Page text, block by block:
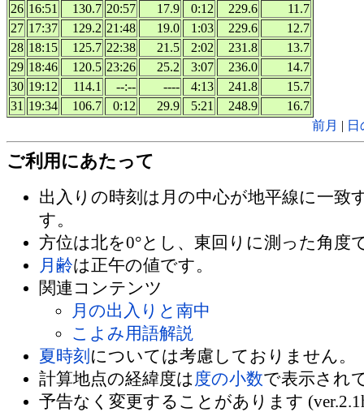
26 16:51 130.7 20:57 17.9 0:12 229.6
11.7
27 17:37 129.2 21:48 19.0 1:03 229.6
12.7
28 18:15 125.7 22:38 21.5 2:02 231.8
13.7
29 18:46 120.5 23:26 25.2 3:07 236.0
14.7
30 19:12 114.1 --:-- ---- 4:13 241.8
15.7
31 19:34 106.7 0:12 29.9 5:21 248.9
16.7
前月 |
ご利用にあたって
出入りの時刻は月の中心が地平線に一致
す。
方位は北を0°とし、東回りに測った角度
月齢は正午の値です。
関連コンテンツ
月の出入りと南中
こよみ用語解説
夏時刻 については考慮しておりません。
計算地点の経緯度は 度の小数で表示され
予告なく変更することがあります